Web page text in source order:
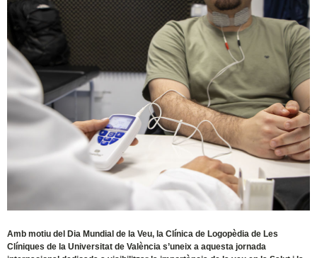
Amb motiu del Dia Mundial de la Veu, la Clínica de Logopèdia de Les
Clíniques de la Universitat de València s’uneix a aquesta jornada